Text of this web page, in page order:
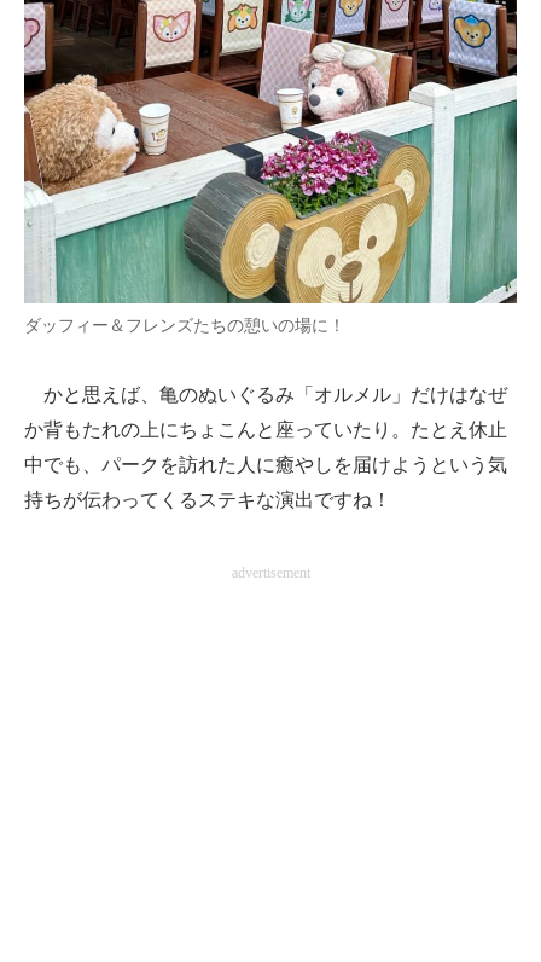
ダッフィー＆フレンズたちの憩いの場に！
かと思えば、亀のぬいぐるみ「オルメル」だけはなぜ
か背もたれの上にちょこんと座っていたり。たとえ休止
中でも、パークを訪れた人に癒やしを届けようという気
持ちが伝わってくるステキな演出ですね！
advertisement